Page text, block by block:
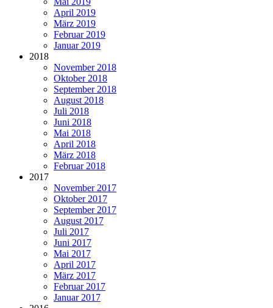
April 2019
März 2019
Februar 2019
Januar 2019
2018
November 2018
Oktober 2018
September 2018
August 2018
Juli 2018
Juni 2018
Mai 2018
April 2018
März 2018
Februar 2018
2017
November 2017
Oktober 2017
September 2017
August 2017
Juli 2017
Juni 2017
Mai 2017
April 2017
März 2017
Februar 2017
Januar 2017